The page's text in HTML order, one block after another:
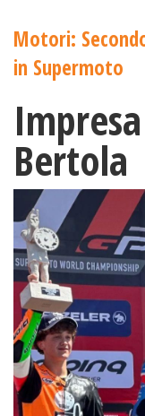
Motori:
in Supermoto
Bertola